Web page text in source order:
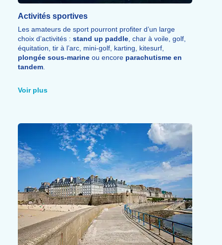
Activités sportives
Les amateurs de sport pourront profiter d’un large
choix d’activités : stand up paddle , char à voile, golf,
équitation, tir à l’arc, mini-golf, karting, kitesurf,
plongée sous-marine ou encore parachutisme en
tandem
possibilités pour se divertir et profiter pleinement du
Voir plus